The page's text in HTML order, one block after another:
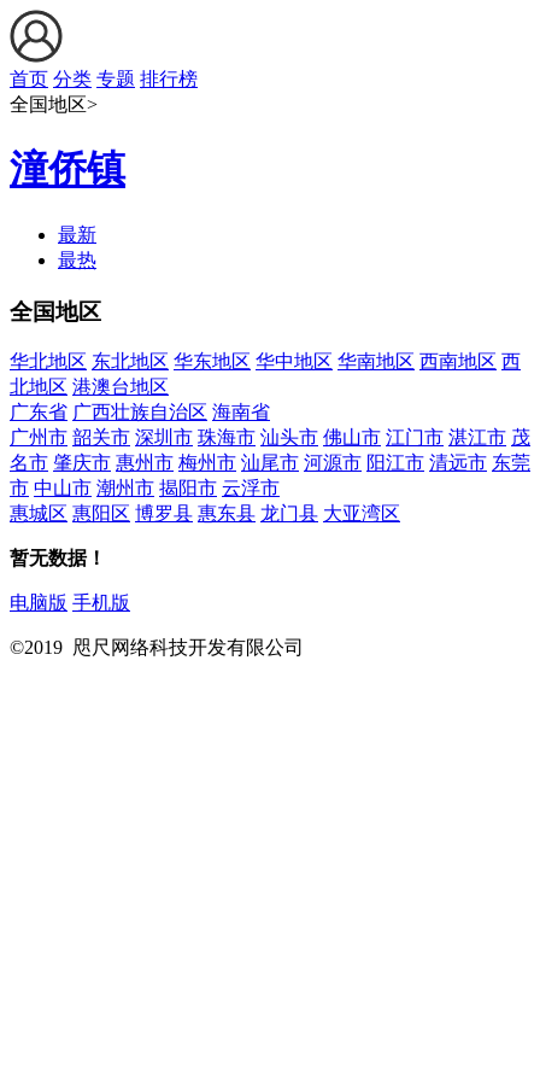
首页 分类 专题 排行榜
全国地区>
潼侨镇
最新
最热
全国地区
华北地区 东北地区 华东地区 华中地区 华南地区 西南地区 西
北地区 港澳台地区
广东省 广西壮族自治区 海南省
广州市 韶关市 深圳市 珠海市 汕头市 佛山市 江门市 湛江市 茂
名市 肇庆市 惠州市 梅州市 汕尾市 河源市 阳江市 清远市 东莞
市 中山市 潮州市 揭阳市 云浮市
惠城区 惠阳区 博罗县 惠东县 龙门县 大亚湾区
暂无数据！
电脑版 手机版
©2019 咫尺网络科技开发有限公司